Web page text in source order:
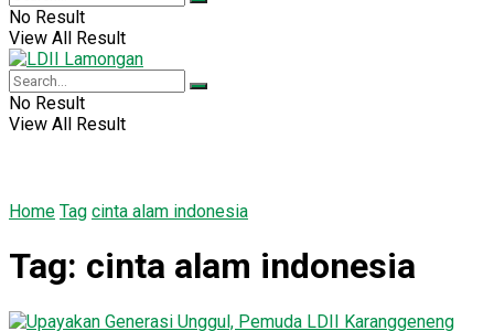
No Result
View All Result
No Result
View All Result
Home Tag cinta alam indonesia
Tag: cinta alam indonesia